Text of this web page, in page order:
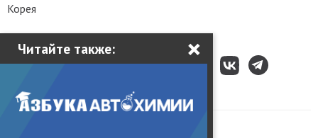
Читайте также: ×
Корея